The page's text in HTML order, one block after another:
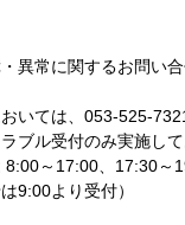
異常に関するお問い
いては、053-525-
ブル受付のみ実施して
～17:00、17:30～
9:00より受付）